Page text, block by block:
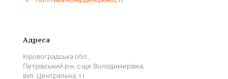
Адреса
Кіровоградська обл.,
Петрівський р-н, с-ще Володимирівка,
вул. Центральна, 11